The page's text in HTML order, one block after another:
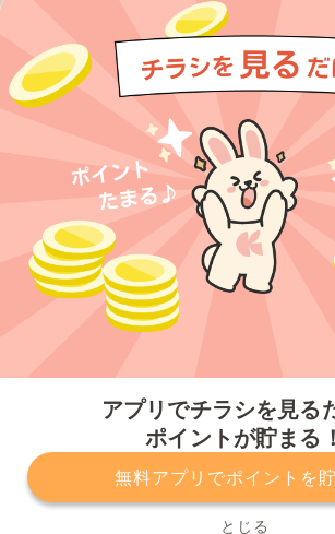
アプリでチラシを見る
ポイントが貯まる！
無料アプリでポイントを
とじる
プライバシーポリシー 利用規約
運
サービスに関してのお問い合わせ